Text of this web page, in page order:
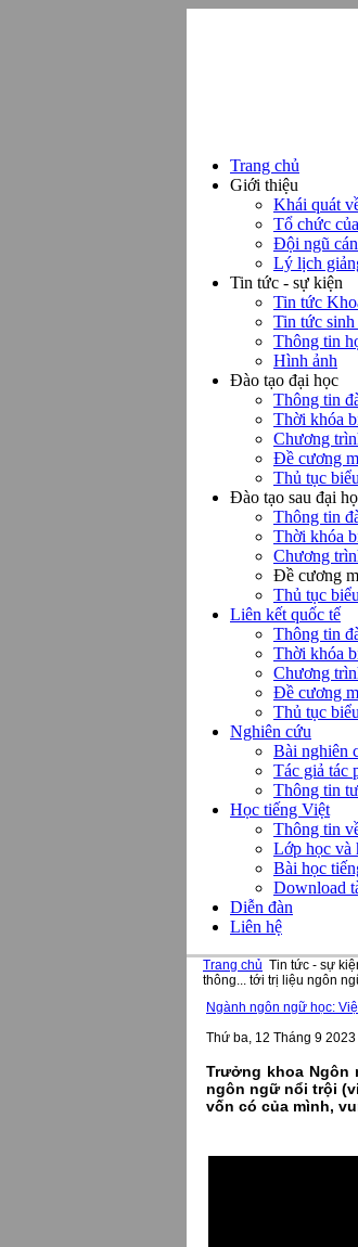
Trang chủ
Giới thiệu
Khái quát
Tổ chức
Đội ngũ
Lý lịch
Tin tức - sự kiện
Tin tức
Tin tức sinh
Thông tin
Hình ảnh
Đào tạo đại học
Thông tin
Thời khóa
Chương
Đề cương
Thủ tục
Đào tạo sau đại
Thông tin
Thời khóa
Chương
Đề cương
Thủ tục
Liên kết quốc tế
Thông tin
Thời khóa
Chương
Đề cương
Thủ tục
Nghiên cứu
Bài nghiên
Tác giả tác
Thông tin
Học tiếng Việt
Thông tin
Lớp học và
Bài học
Download
Diễn đàn
Liên hệ
Trang chủ Tin tức - sự
thông... tới trị liệu ngôn
Ngành ngôn ngữ học:
Thứ ba, 12 Tháng 9
Trưởng khoa Ngôn
ngôn ngữ nổi trội
vốn có của mình,